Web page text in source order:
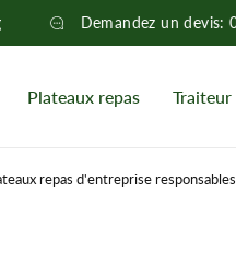
Demandez un
Plateaux repas Traiteur
repas d'entreprise